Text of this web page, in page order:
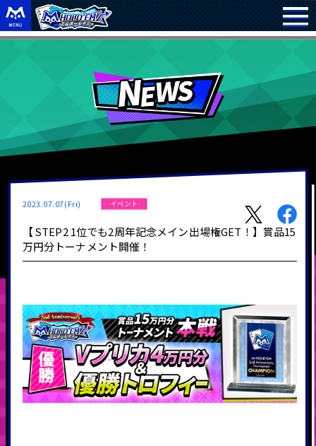
2023.07.07(Fri) イベント
【 STEP2 1位でも2周年記念メイン出場権GET！】賞品15
万円分トーナメント開催！